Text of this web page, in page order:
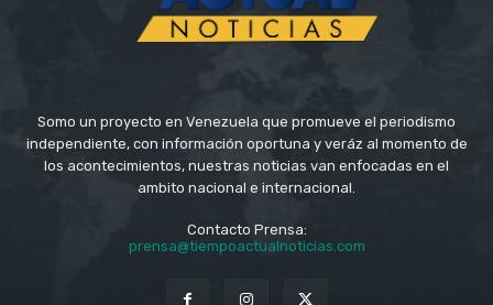
Somo un proyecto en Venezuela que promueve el periodismo
independiente, con información oportuna y veráz al momento de
los acontecimientos, nuestras noticias van enfocadas en el
ambito nacional e internacional.
Contacto Prensa:
prensa@tiempoactualnoticias.com